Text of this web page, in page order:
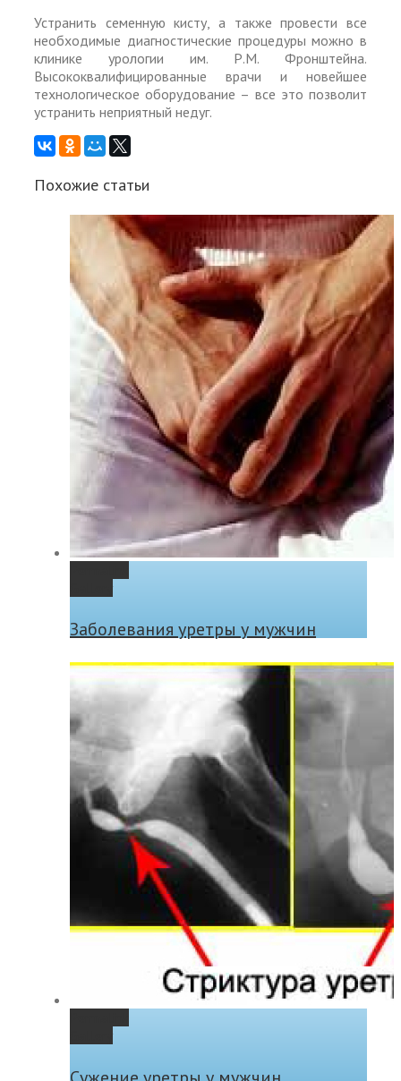
Устранить семенную кисту, а также провести все
необходимые диагностические процедуры можно в
клинике урологии им. Р.М. Фронштейна.
Высококвалифицированные врачи и новейшее
технологическое оборудование – все это позволит
устранить неприятный недуг.
Похожие статьи
Заболевания уретры у мужчин